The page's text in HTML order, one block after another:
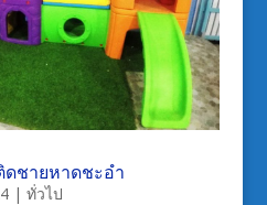
ดชายหาดชะอำ
| ทั่วไป